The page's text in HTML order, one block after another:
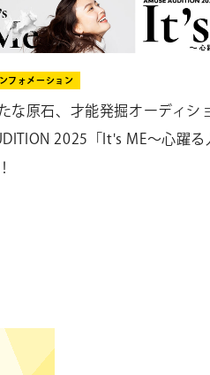
フォメーション
な原石、才能発掘オーディシ
2025「It's ME～心躍